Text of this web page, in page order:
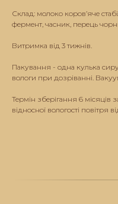
Склад: молоко коров’яче
фермент, часник, перець
Витримка від 3 тижнів.
Пакування - одна кулька
вологи при дозріванні.
Термін зберігання 6 місяців
відносної вологості повітря